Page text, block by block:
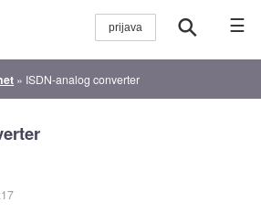
☰
» ISDN-analog converter